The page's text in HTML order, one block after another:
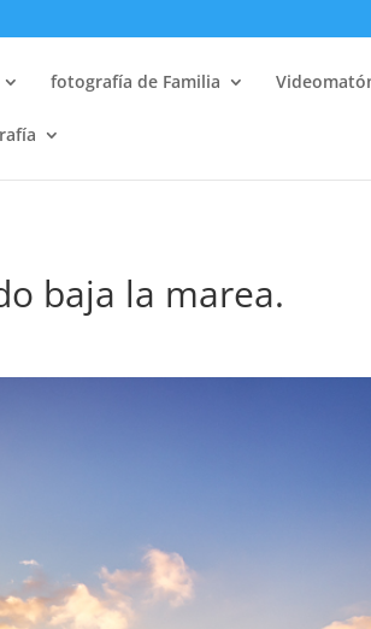
fotografía de Familia
baja la marea.